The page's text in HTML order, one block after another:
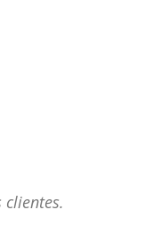
clientes.